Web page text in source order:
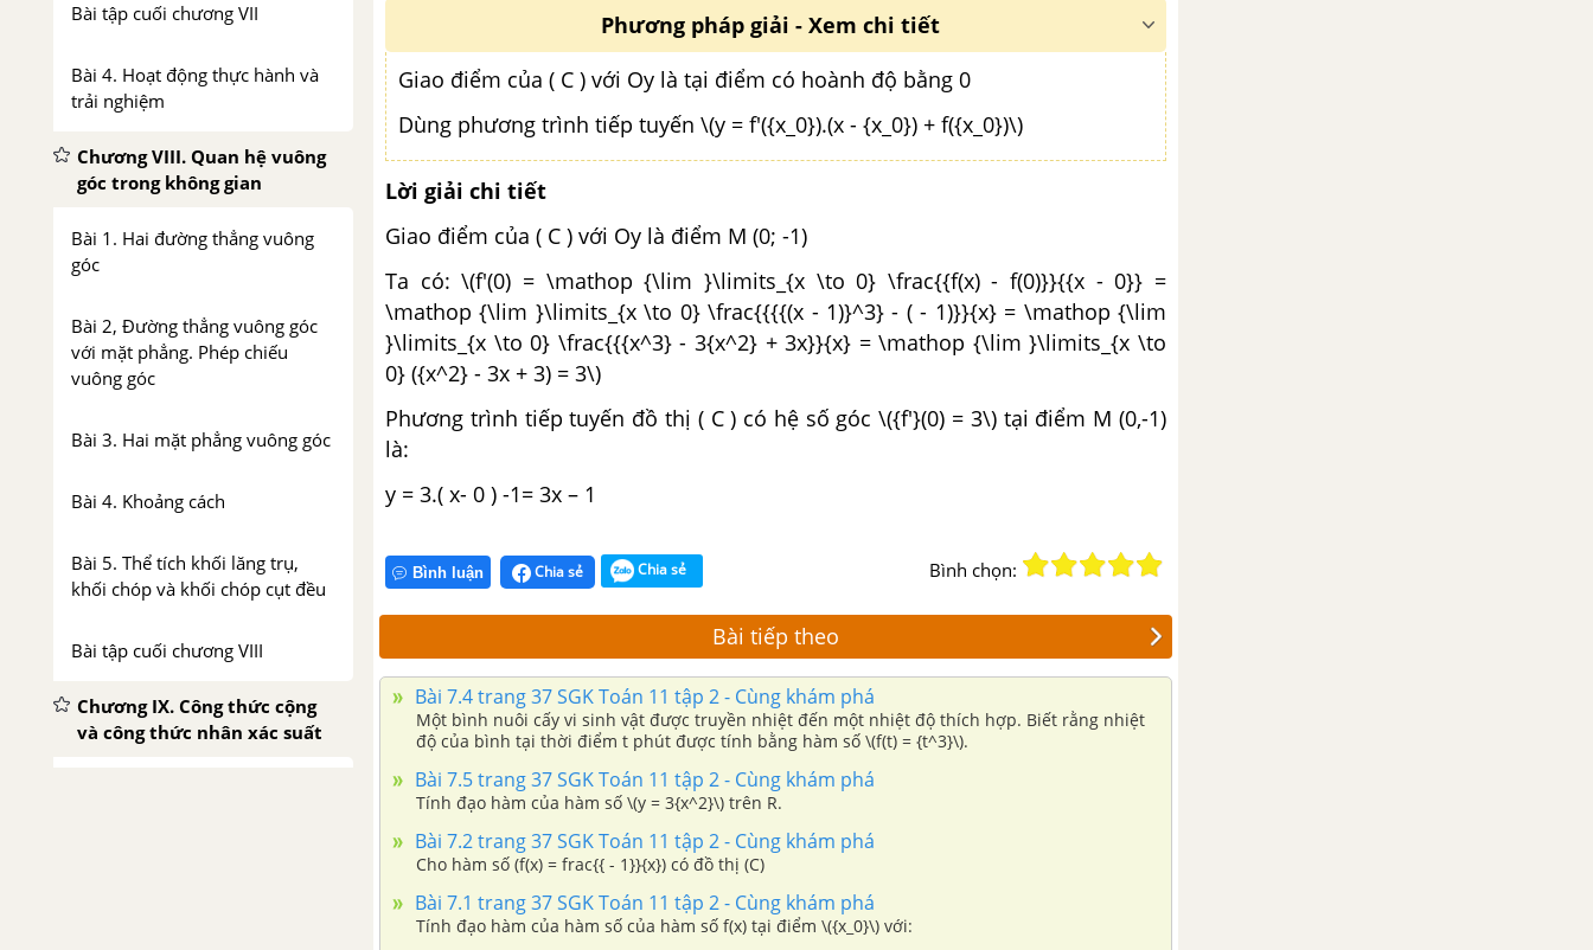
Bài tập cuối chương VII
Bài 4. Hoạt động thực hành và
trải nghiệm
Chương VIII. Quan hệ vuông
góc trong không gian
Bài 1. Hai đường thẳng vuông
góc
Bài 2, Đường thẳng vuông góc
với mặt phẳng. Phép chiếu
vuông góc
Bài 3. Hai mặt phẳng vuông góc
Bài 4. Khoảng cách
Bài 5. Thể tích khối lăng trụ,
khối chóp và khối chóp cụt đều
Bài tập cuối chương VIII
Chương IX. Công thức cộng
và công thức nhân xác suất
Phương pháp giải - Xem chi tiết
Giao điểm của ( C ) với Oy là tại điểm có hoành độ bằng 0
Dùng phương trình tiếp tuyến \(y = f'({x_0}).(x - {x_0}) + f({x_0})\)
Lời giải chi tiết
Giao điểm của ( C ) với Oy là điểm M (0; -1)
Ta có: \(f'(0) = \mathop {\lim }\limits_{x \to 0} \frac{{f(x) - f(0)}}{{x - 0}} =
\mathop {\lim }\limits_{x \to 0} \frac{{{{(x - 1)}^3} - ( - 1)}}{x} = \mathop {\lim
}\limits_{x \to 0} \frac{{{x^3} - 3{x^2} + 3x}}{x} = \mathop {\lim }\limits_{x \to
0} ({x^2} - 3x + 3) = 3\)
Phương trình tiếp tuyến đồ thị ( C ) có hệ số góc \({f'}(0) = 3\) tại điểm M (0,-1)
là:
y = 3.( x- 0 ) -1= 3x – 1
Bình luận Chia sẻ Chia sẻ Bình chọn:
Bài tiếp theo
Bài 7.4 trang 37 SGK Toán 11 tập 2 - Cùng khám phá
Một bình nuôi cấy vi sinh vật được truyền nhiệt đến một nhiệt độ thích hợp. Biết rằng nhiệt
độ của bình tại thời điểm t phút được tính bằng hàm số \(f(t) = {t^3}\).
Bài 7.5 trang 37 SGK Toán 11 tập 2 - Cùng khám phá
Tính đạo hàm của hàm số \(y = 3{x^2}\) trên R.
Bài 7.2 trang 37 SGK Toán 11 tập 2 - Cùng khám phá
Cho hàm số (f(x) = frac{{ - 1}}{x}) có đồ thị (C)
Bài 7.1 trang 37 SGK Toán 11 tập 2 - Cùng khám phá
Tính đạo hàm của hàm số của hàm số f(x) tại điểm \({x_0}\) với: